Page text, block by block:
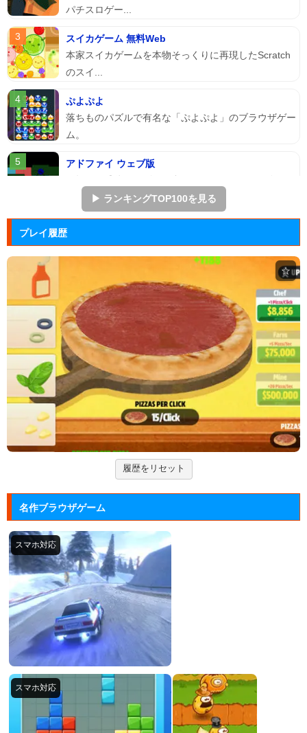
パチスロゲー...
スイカゲーム 無料Web
本家スイカゲームを本物そっくりに再現したScratch
のスイ...
ぷよぷよ
落ちものパズルで有名な「ぷよぷよ」のブラウザゲー
ム。
アドファイ ウェブ版
る音楽ゲーム...
マージェストキングダム
ションゲーム...
ジュエルカラーリング
宝石を入れ替えて床と同じ色に揃えるカラーパズルゲ
ーム。
Arkanoid
タイトーが開発したアーケードゲーム「アルカノイ
ド」の無料ゲー...
ズーキーパー2
動物たちを3匹以上にして捕まえていくパズルゲー
ム。
Mole Kingdom De...
モグラ王国のヒーローたちがチームで敵の侵攻を食い
止める防衛ゲ...
▶ ランキングTOP100を見る
プレイ履歴
☆
履歴をリセット
名作ブラウザゲーム